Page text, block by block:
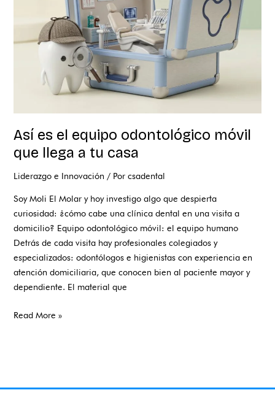
Así es el equipo odontológico móvil
que llega a tu casa
Liderazgo e Innovación / Porcsadental
Soy Moli El Molar y hoy investigo algo que despierta
curiosidad: ¿cómo cabe una clínica dental en una visita a
domicilio? Equipo odontológico móvil: el equipo humano
Detrás de cada visita hay profesionales colegiados y
especializados: odontólogos e higienistas con experiencia en
atención domiciliaria, que conocen bien al paciente mayor y
dependiente. El material que
llega
Read More »